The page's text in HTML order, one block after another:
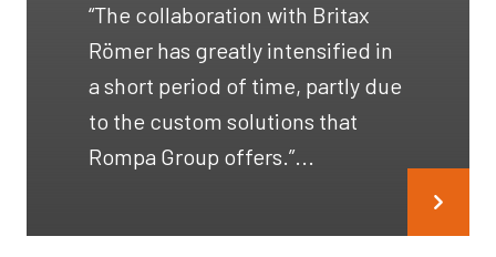
“The collaboration with Britax
Römer has greatly intensified in
a short period of time, partly due
to the custom solutions that
Rompa Group offers.”...